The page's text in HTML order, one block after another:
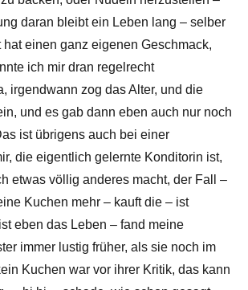
daran bleibt ein Leben lang – selber
einen ganz eigenen Geschmack,
ich mir dran regelrecht
zog das Alter, und die
und es gab dann eben auch nur noch
ist übrigens auch bei einer
die eigentlich gelernte Konditorin ist,
etwas völlig anderes macht, der Fall –
Kuchen mehr – kauft die – ist
eben das Leben – fand meine
immer lustig früher, als sie noch im
Kuchen war vor ihrer Kritik, das kann